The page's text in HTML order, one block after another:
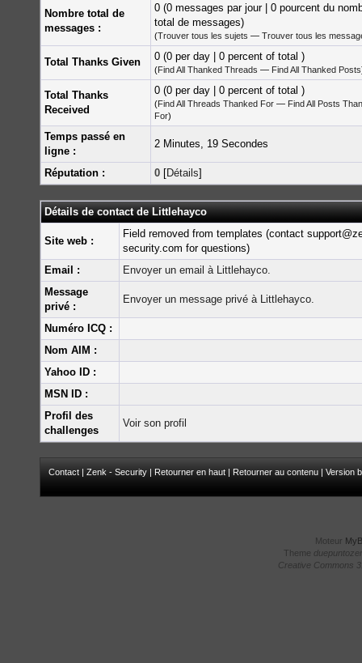
Nombre total de
messages :
0 (0 messages par jour | 0 pourcent du
total de messages)
(Trouver tous les sujets — Trouver tous les
Total Thanks Given 0 (0 per day | 0 percent of total )
(Find All Thanked Threads — Find All Thanked Posts
Total Thanks
Received
0 (0 per day | 0 percent of total )
(Find All Threads Thanked For — Find All Posts
For)
Temps passé en
ligne :
2 Minutes, 19 Secondes
Réputation : 0 [Détails]
Détails de contact de Littlehayco
Site web :
Field removed from templates (contact
security.com for questions)
Email :
Envoyer un email à Littlehayco.
Message
privé :
Envoyer un message privé à Littlehayco.
Numéro ICQ :
Nom AIM :
Yahoo ID :
MSN ID :
Profil des
challenges
Voir son profil
Contact | Zenk - Security | Retourner en haut | Retourner au contenu | Version
Moteur
Theme
Creative Commons